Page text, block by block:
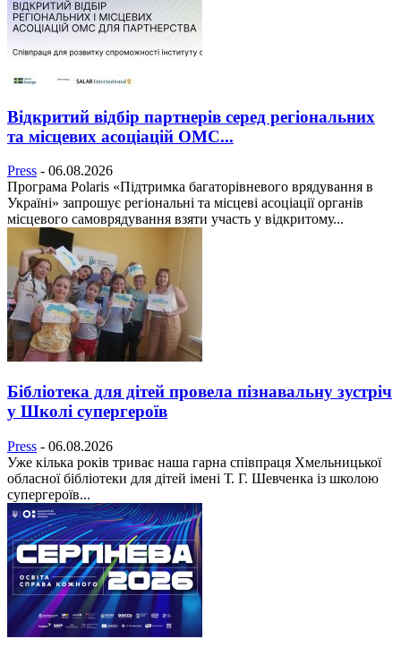
Відкритий відбір партнерів серед регіональних
та місцевих асоціацій ОМС...
Press - 06.08.2026
Програма Polaris «Підтримка багаторівневого врядування в
Україні» запрошує регіональні та місцеві асоціації органів
місцевого самоврядування взяти участь у відкритому...
Бібліотека для дітей провела пізнавальну зустріч
у Школі супергероїв
Press - 06.08.2026
Уже кілька років триває наша гарна співпраця Хмельницької
обласної бібліотеки для дітей імені Т. Г. Шевченка із школою
супергероїв...